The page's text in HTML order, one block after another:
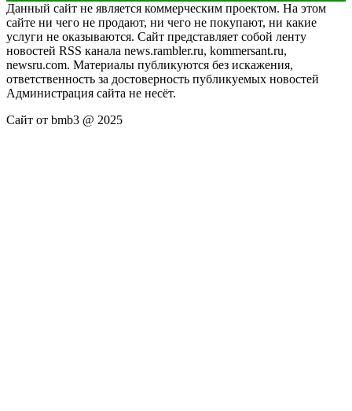
Данный сайт не является коммерческим проектом. На этом
сайте ни чего не продают, ни чего не покупают, ни какие
услуги не оказываются. Сайт представляет собой ленту
новостей RSS канала news.rambler.ru, kommersant.ru,
newsru.com. Материалы публикуются без искажения,
ответственность за достоверность публикуемых новостей
Администрация сайта не несёт.
Сайт от bmb3 @ 2025